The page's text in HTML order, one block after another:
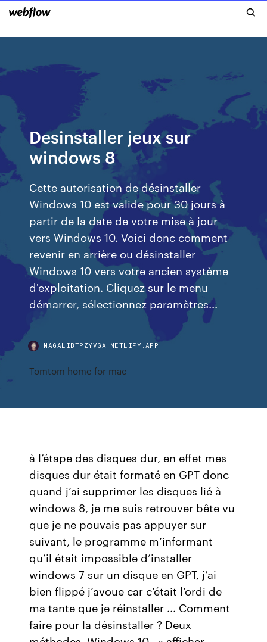
Desinstaller jeux sur
windows 8
Cette autorisation de désinstaller
Windows 10 est valide pour 30 jours à
partir de la date de votre mise à jour
vers Windows 10. Voici donc comment
revenir en arrière ou désinstaller
Windows 10 vers votre ancien système
d'exploitation. Cliquez sur le menu
démarrer, sélectionnez paramètres...
MAGALIBTPZYVGA.NETLIFY.APP
Tomtom home for mac
à l’étape des disques dur, en effet mes
disques dur était formaté en GPT donc
quand j’ai supprimer les disques lié à
windows 8, je me suis retrouver bête vu
que je ne pouvais pas appuyer sur
suivant, le programme m’informant
qu’il était impossible d’installer
windows 7 sur un disque en GPT, j’ai
bien flippé j’avoue car c’était l’ordi de
ma tante que je réinstaller ... Comment
faire pour la désinstaller ? Deux